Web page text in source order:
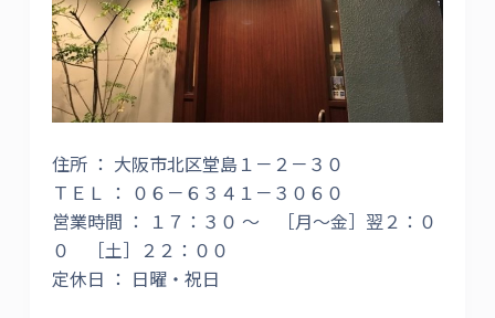
住所 ： 大阪市北区堂島１－２－３０
ＴＥＬ ： ０６－６３４１－３０６０
営業時間 ： １７：３０ ～ ［月～金］翌２：０
０ ［土］２２：００
定休日 ： 日曜・祝日